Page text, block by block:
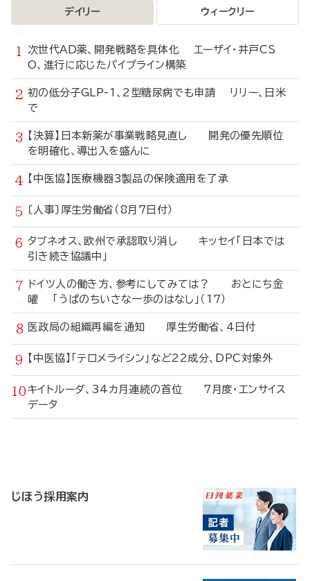
デイリー ウィークリー
次世代AD薬、開発戦略を具体化 エーザイ・井戸CS
O、進行に応じたパイプライン構築
初の低分子GLP-1、2型糖尿病でも申請 リリー、日米
で
【決算】日本新薬が事業戦略見直し 開発の優先順位
を明確化、導出入を盛んに
【中医協】医療機器3製品の保険適用を了承
〔人事〕厚生労働省（8月7日付）
タブネオス、欧州で承認取り消し キッセイ「日本では
引き続き協議中」
ドイツ人の働き方、参考にしてみては？ おとにち金
曜 「うぱのちいさな一歩のはなし」（17）
医政局の組織再編を通知 厚生労働省、4日付
【中医協】「テロメライシン」など22成分、DPC対象外
キイトルーダ、34カ月連続の首位 7月度・エンサイス
データ
じほう採用案内